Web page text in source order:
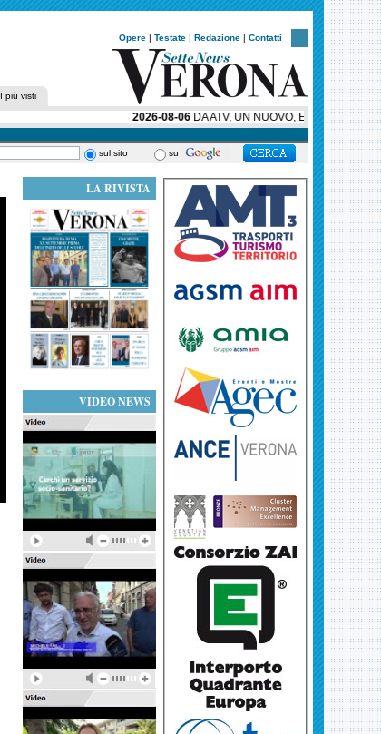
Opere | Testate | Redazione | Contatti
I più visti
2026-08-06DA ATV, UN NUOVO, ESCLUSIVO,
sul sito su
LA RIVISTA
VIDEO NEWS